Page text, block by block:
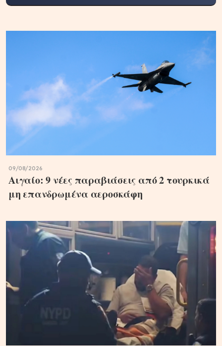
09/08/2026
Αιγαίο: 9 νέες παραβιάσεις από 2 τουρκικά
μη επανδρωμένα αεροσκάφη